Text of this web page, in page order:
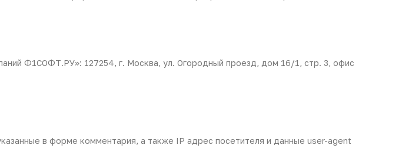
Ф1СОФТ.РУ»: 127254, г. Москва, ул. Огородный проезд, дом 16/1, стр. 3, офис
в форме комментария, а также IP адрес посетителя и данные user-agent